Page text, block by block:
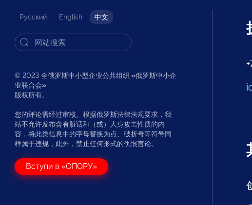
Русский English 中文
© 2023 全俄罗斯中小型企业公共组织 «俄罗斯中小企
业联合会»
版权所有。
您的评论需经过审核。根据俄罗斯法律法规要求，我
站不允许发布含有脏话和（或）人身攻击性质的内
容，将此类信息中的字母替换为点、破折号等符号同
样属于违规，此外，禁止任何形式的仇恨言论。
Вступи в «ОПОРУ»